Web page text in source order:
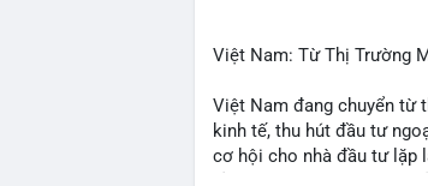
Việt Nam: Từ Thị Trường
Việt Nam đang chuyển từ
kinh tế, thu hút đầu tư
cơ hội cho nhà đầu tư lặp